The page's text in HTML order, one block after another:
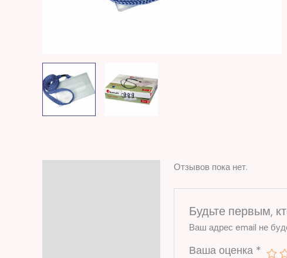
Отзывов пока нет.
Будьте первым,
Ваш адрес email не
Ваша оценка *